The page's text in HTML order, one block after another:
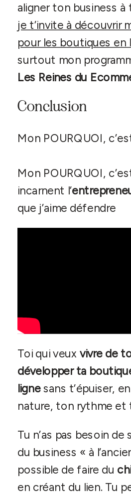
aligner ton business à
je t’invite à découvrir
pour les boutiques en
surtout mon
Les Reines du
Conclusion
Mon POURQUOI,
Mon POURQUOI,
incarnent l’
que j’aime défendre
Toi qui veux vivre de
développer ta
lignesans t’épuiser,
nature, ton rythme et
Tu n’as pas besoin de
du business « à
possible de faire du
en créant du lien. Tu